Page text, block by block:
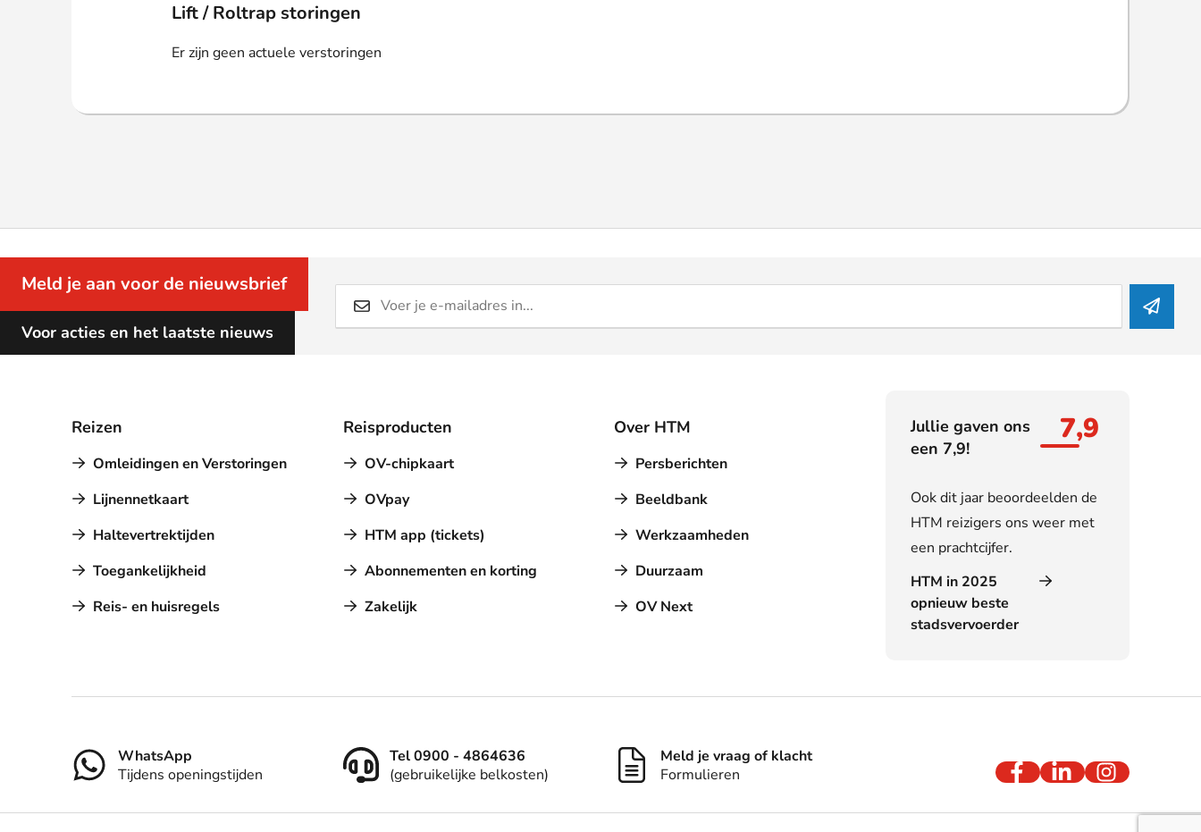
Lift / Roltrap storingen
Er zijn geen actuele verstoringen
Meld je aan voor de nieuwsbrief
Voor acties en het laatste nieuws
Reizen
Omleidingen en Verstoringen
Lijnennetkaart
Haltevertrektijden
Toegankelijkheid
Reis- en huisregels
Reisproducten
OV-chipkaart
OVpay
HTM app (tickets)
Abonnementen en korting
Zakelijk
Over HTM
Persberichten
Beeldbank
Werkzaamheden
Duurzaam
OV Next
Jullie gaven ons
een 7,9!
7,9
Ook dit jaar beoordeelden de
HTM reizigers ons weer met
een prachtcijfer.
HTM in 2025
opnieuw beste
stadsvervoerder
ContactWhatsApp
Tijdens openingstijden
Tel 0900 - 4864636
(gebruikelijke belkosten)
Meld je vraag of klacht
Formulieren